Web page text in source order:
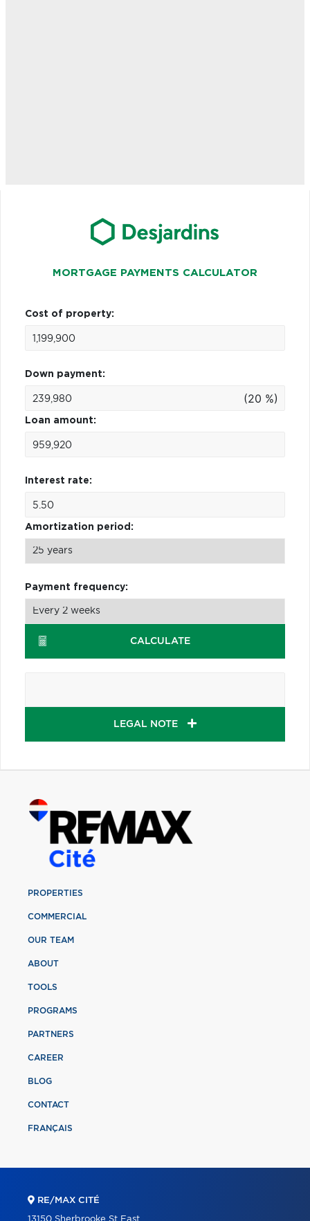
MORTGAGE PAYMENTS CALCULATOR
Cost of property:
Down payment:
(20 %)
Loan amount:
Interest rate:
Amortization period:
Payment frequency:
CALCULATE
LEGAL NOTE
PROPERTIES
COMMERCIAL
OUR TEAM
ABOUT
TOOLS
PROGRAMS
PARTNERS
CAREER
BLOG
CONTACT
FRANÇAIS
RE/MAX CITÉ
13150 Sherbrooke St East,